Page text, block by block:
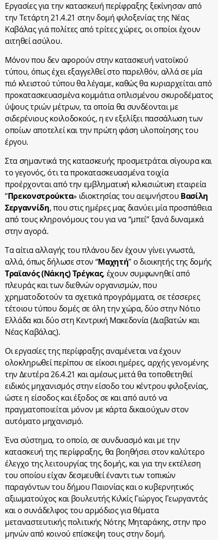
Εργασίες για την κατασκευή περίφραξης ξεκίνησαν από
την Τετάρτη 21.4.21 στην δομή φιλοξενίας της Νέας
Καβάλας γιά πολίτες από τρίτες χώρες, οι οποίοι έχουν
αιτηθεί ασύλου.
Μόνον που δεν αφορούν στην κατασκευή νατοϊκού
τύπου, όπως έχει εξαγγελθεί στο παρελθόν, αλλά σε μία
πιό κλειστού τύπου θα λέγαμε, καθώς θα κυριαρχείται από
προκατασκευασμένα κομμάτια οπλισμένου σκυροδέματος
ύψους τριών μέτρων, τα οποία θα συνδέονται με
σιδερένιους κοιλοδοκούς, η εν εξελίξει πασσάλωση των
οποίων αποτελεί και την πρώτη φάση υλοποίησης του
έργου.
Στα σημαντικά της κατασκευής προσμετράται σίγουρα και
το γεγονός, ότι τα προκατασκευασμένα τοιχία
προέρχονται από την εμβληματική κιλκισιώτικη εταιρεία
“Πρεκονστρούκτα» ιδιοκτησίας του αειμνήστου Βασίλη
Σεργαννίδη, που στις ημέρες μας διανύει μία προσπάθεια
από τους κληρονόμους του για να “μπεί” ξανά δυναμικά
στην αγορά.
Τα αίτια αλλαγής του πλάνου δεν έχουν γίνει γνωστά,
αλλά, όπως δήλωσε στον “Μαχητή” ο διοικητής της δομής
Τραϊανός (Νάκης) Τρέγκας, έχουν συμφωνηθεί από
πλευράς και των διεθνών οργανισμών, που
χρηματοδοτούν τα σχετικά προγράμματα, σε τέσσερες
τέτοιου τύπου δομές σε όλη την χώρα, δύο στην Νότιο
Ελλάδα και δύο στη Κεντρική Μακεδονία (Διαβατών και
Νέας Καβάλας).
Οι εργασίες της περίφραξης αναμένεται να έχουν
ολοκληρωθεί περίπου σε είκοσι ημέρες, αρχής γενομένης
την Δευτέρα 26.4.21 και αμέσως μετά θα τοποθετηθεί
ειδικός μηχανισμός στην είσοδο του κέντρου φιλοξενίας,
ώστε η είσοδος και έξοδος σε και από αυτό να
πραγματοποιείται μόνον με κάρτα δικαιούχων στον
αυτόματο μηχανισμό.
Ένα σύστημα, το οποίο, σε συνδυασμό και με την
κατασκευή της περίφραξης, θα βοηθήσει στον καλύτερο
έλεγχο της λειτουργίας της δομής, και για την εκτέλεση
του οποίου είχαν δεσμευθεί έναντι των τοπικών
παραγόντων του δήμου Παιονίας και ο κυβερνητικός
αξιωματούχος και βουλευτής Κιλκίς Γιώργος Γεωργαντάς
και ο συνάδελφος του αρμόδιος για θέματα
μεταναστευτικής πολιτικής Νότης Μηταράκης, στην προ
μηνών από κοινού επίσκεψη τους στην δομή.